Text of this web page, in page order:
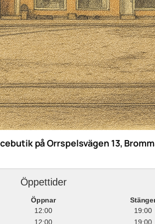
på Orrspelsvägen 13,
Öppettider
Öppnar
12:00
19:00
12:00 19:00